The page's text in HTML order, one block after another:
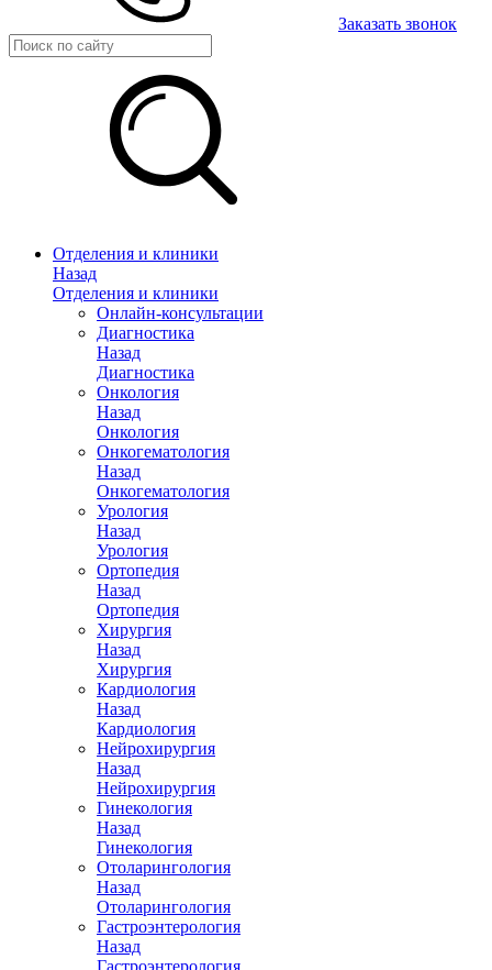
Заказать звонок
Отделения и клиники
Назад
Отделения и клиники
Онлайн-консультации
Диагностика
Назад
Диагностика
Онкология
Назад
Онкология
Онкогематология
Назад
Онкогематология
Урология
Назад
Урология
Ортопедия
Назад
Ортопедия
Хирургия
Назад
Хирургия
Кардиология
Назад
Кардиология
Нейрохирургия
Назад
Нейрохирургия
Гинекология
Назад
Гинекология
Отоларингология
Назад
Отоларингология
Гастроэнтерология
Назад
Гастроэнтерология